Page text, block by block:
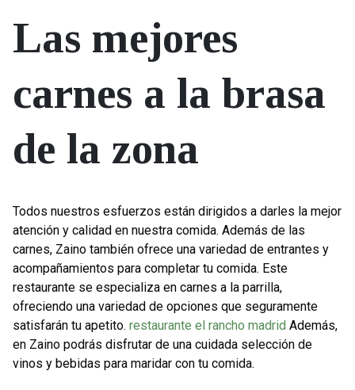
Las mejores
carnes a la brasa
de la zona
Todos nuestros esfuerzos están dirigidos a darles la mejor
atención y calidad en nuestra comida. Además de las
carnes, Zaino también ofrece una variedad de entrantes y
acompañamientos para completar tu comida. Este
restaurante se especializa en carnes a la parrilla,
ofreciendo una variedad de opciones que seguramente
satisfarán tu apetito. restaurante el rancho madrid Además,
en Zaino podrás disfrutar de una cuidada selección de
vinos y bebidas para maridar con tu comida.